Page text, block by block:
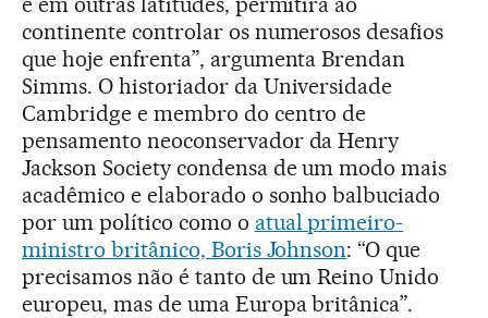
continente controlar os numerosos desafios
que hoje enfrenta”, argumenta Brendan
Simms. O historiador da Universidade
Cambridge e membro do centro de
pensamento neoconservador da Henry
Jackson Society condensa de um modo mais
acadêmico e elaborado o sonho balbuciado
por um político como o atual primeiro-
ministro britânico, Boris Johnson: “O que
precisamos não é tanto de um Reino Unido
europeu, mas de uma Europa britânica”.